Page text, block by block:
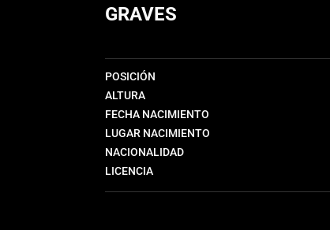
GRAVES
POSICIÓN
ALTURA
FECHA NACIMIENTO
LUGAR NACIMIENTO
NACIONALIDAD
LICENCIA